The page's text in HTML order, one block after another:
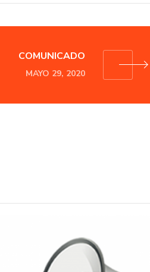
COMUNICADO
MAYO 29, 2020